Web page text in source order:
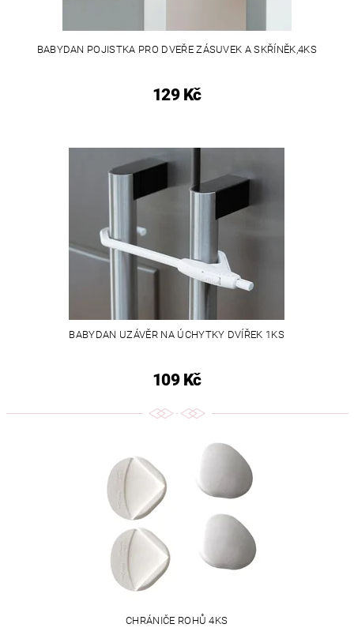
BABYDAN POJISTKA PRO DVEŘE ZÁSUVEK A SKŘÍNĚK,4KS
129 Kč
BABYDAN UZÁVĚR NA ÚCHYTKY DVÍŘEK 1KS
109 Kč
CHRÁNIČE ROHŮ 4KS